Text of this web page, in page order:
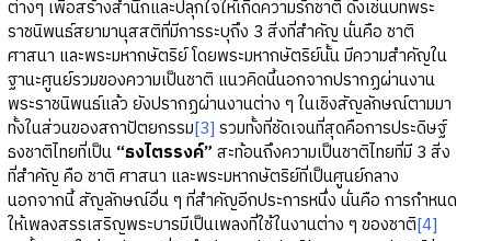
ต่างๆ เพื่อสร้างสำนึกและปลุกใจให้เกิดความรักชาติ ดังเช่นบทพระ
ราชนิพนธ์สยามานุสสติที่มีการระบุถึง 3 สิ่งที่สำคัญ นั่นคือ ชาติ
ศาสนา และพระมหากษัตริย์ โดยพระมหากษัตริย์นั้น มีความสำคัญใน
ฐานะศูนย์รวมของความเป็นชาติ แนวคิดนี้นอกจากปรากฏผ่านงาน
พระราชนิพนธ์แล้ว ยังปรากฏผ่านงานต่าง ๆ ในเชิงสัญลักษณ์ตามมา
ทั้งในส่วนของสถาปัตยกรรม[3] รวมทั้งที่ชัดเจนที่สุดคือการประดิษฐ์
ธงชาติไทยที่เป็น “ธงไตรรงค์” สะท้อนถึงความเป็นชาติไทยที่มี 3 สิ่ง
ที่สำคัญ คือ ชาติ ศาสนา และพระมหากษัตริย์ที่เป็นศูนย์กลาง
นอกจากนี้ สัญลักษณ์อื่น ๆ ที่สำคัญอีกประการหนึ่ง นั่นคือ การกำหนด
ให้เพลงสรรเสริญพระบารมีเป็นเพลงที่ใช้ในงานต่าง ๆ ของชาติ[4]